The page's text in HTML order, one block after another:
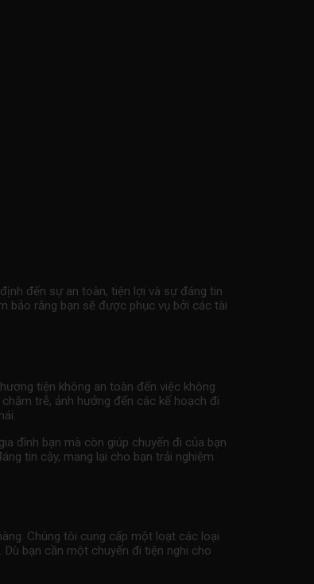
đến sự an toàn, tiện lợi và sự đáng tin
bảo rằng bạn sẽ được phục vụ bởi các tài
tiện không an toàn đến việc không
trễ, ảnh hưởng đến các kế hoạch đi
đình bạn mà còn giúp chuyến đi của bạn
tin cậy, mang lại cho bạn trải nghiệm
Chúng tôi cung cấp một loạt các loại
bạn cần một chuyến đi tiện nghi cho